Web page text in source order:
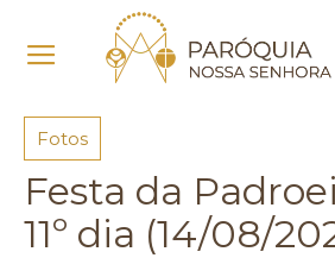
Fotos
Fotos
Festa da
11º dia (14/08/